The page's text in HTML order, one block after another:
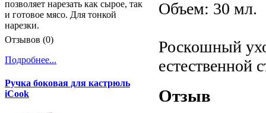
Объем: 30 мл.
Роскошный
естественной
Отзыв
позволяет нарезать как сырое, так
и готовое мясо. Для тонкой
нарезки.
Отзывов (0)
Подробнее...
Ручка боковая для кастрюль
iCook